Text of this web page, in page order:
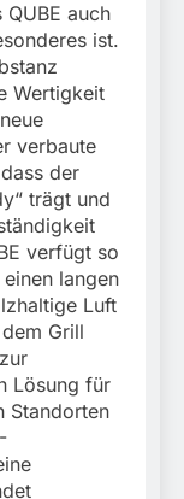
auch
ist.
Wertigkeit
verbaute
der
trägt und
verfügt so
langen
Luft
Grill
Lösung für
Standorten